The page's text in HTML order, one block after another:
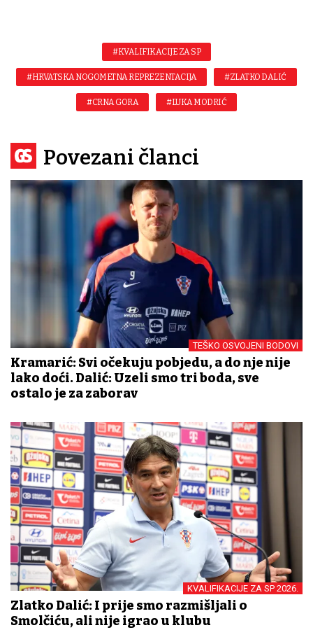
#KVALIFIKACIJE ZA SP
#HRVATSKA NOGOMETNA REPREZENTACIJA #ZLATKO DALIĆ
#CRNA GORA #LUKA MODRIĆ
Povezani članci
TEŠKO OSVOJENI BODOVI
Kramarić: Svi očekuju pobjedu, a do nje nije
lako doći. Dalić: Uzeli smo tri boda, sve
ostalo je za zaborav
KVALIFIKACIJE ZA SP 2026.
Zlatko Dalić: I prije smo razmišljali o
Smolčiću, ali nije igrao u klubu